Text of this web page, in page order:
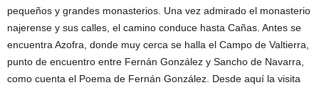
pequeños y grandes monasterios. Una vez admirado el monasterio
najerense y sus calles, el camino conduce hasta Cañas. Antes se
encuentra Azofra, donde muy cerca se halla el Campo de Valtierra,
punto de encuentro entre Fernán González y Sancho de Navarra,
como cuenta el Poema de Fernán González. Desde aquí la visita